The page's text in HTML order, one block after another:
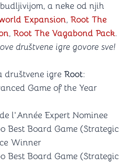
a neke od njih
Expansion, Root The
, Root The Vagabond Pack.
društvene igre govore sve!
društvene igre Root:
Game of the Year
l'Année Expert Nominee
Best Board Game (Strategic
Winner
Best Board Game (Strategic